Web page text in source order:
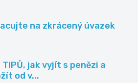
na zkrácený úvazek
TIPŮ, jak vyjít s penězi a
od v...